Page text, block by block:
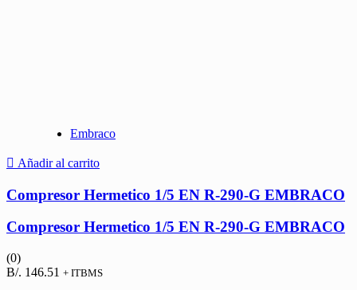
Embraco
Añadir al carrito
Compresor Hermetico 1/5 EN R-290-G EMBRACO
Compresor Hermetico 1/5 EN R-290-G EMBRACO
(0)
B/. 146.51 + ITBMS